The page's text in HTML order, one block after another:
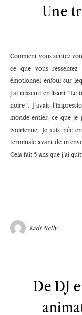
Une
Comment vous sentez vous lorsque vous lisez un livre qui pose des mots sur
ce que vous
émotionnel enfoui sur
j’ai ressenti en lisant
noire’’. J’avais
monde entier, ce que je
ivoirienne. Je suis née
terminale avant de
Cela fait 5 ans que j’ai
Kadi Nelly
De DJ